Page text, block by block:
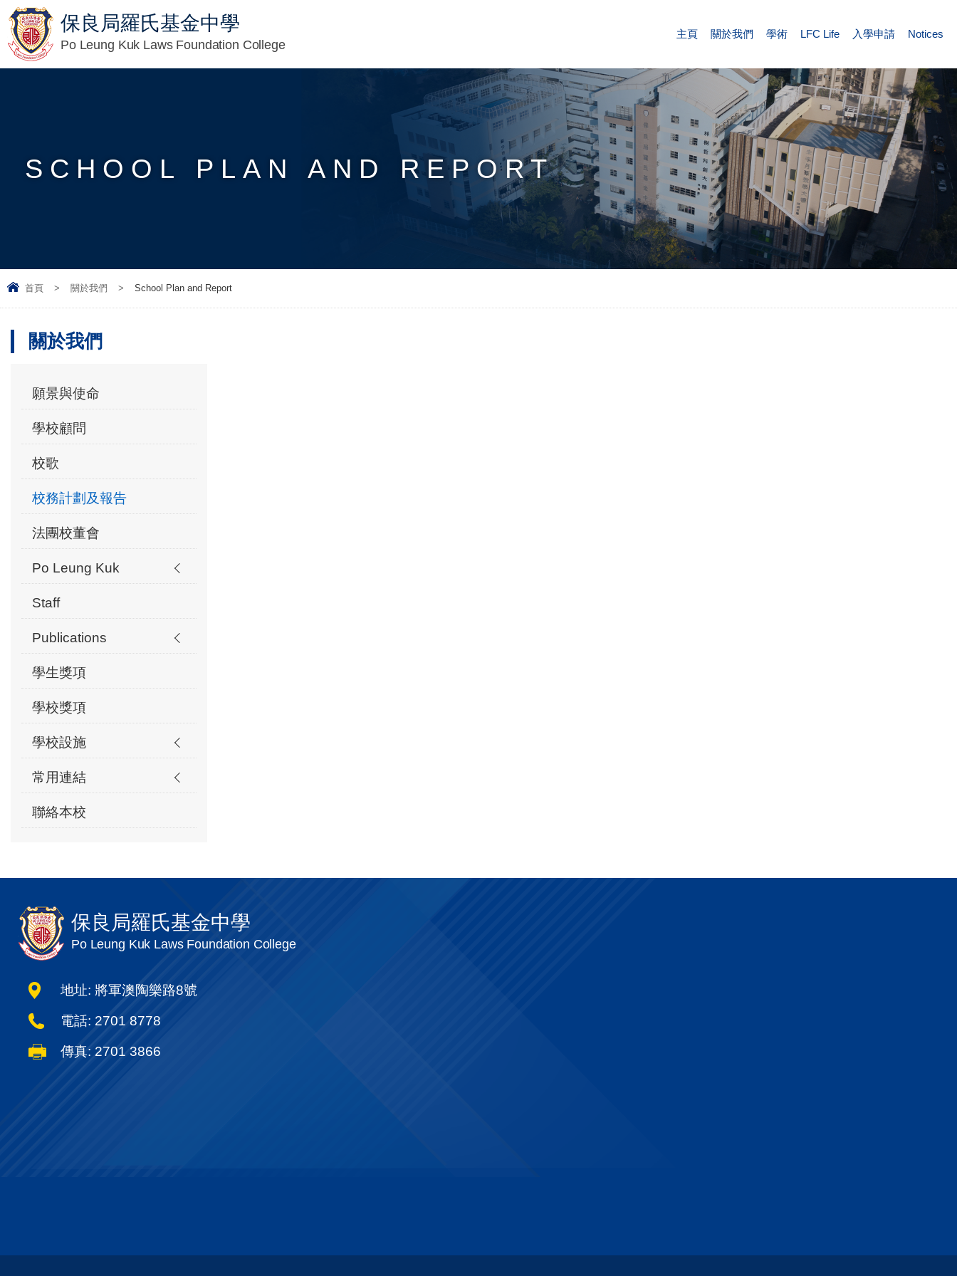
保良局羅氏基金中學
Po Leung Kuk Laws Foundation College
主頁 關於我們 學術 LFC Life 入學申請 Notices
SCHOOL PLAN AND REPORT
首頁 > 關於我們 > School Plan and Report
關於我們
願景與使命
學校顧問
校歌
校務計劃及報告
法團校董會
Po Leung Kuk
Staff
Publications
學生獎項
學校獎項
學校設施
常用連結
聯絡本校
保良局羅氏基金中學
Po Leung Kuk Laws Foundation College
地址: 將軍澳陶樂路8號
電話: 2701 8778
傳真: 2701 3866